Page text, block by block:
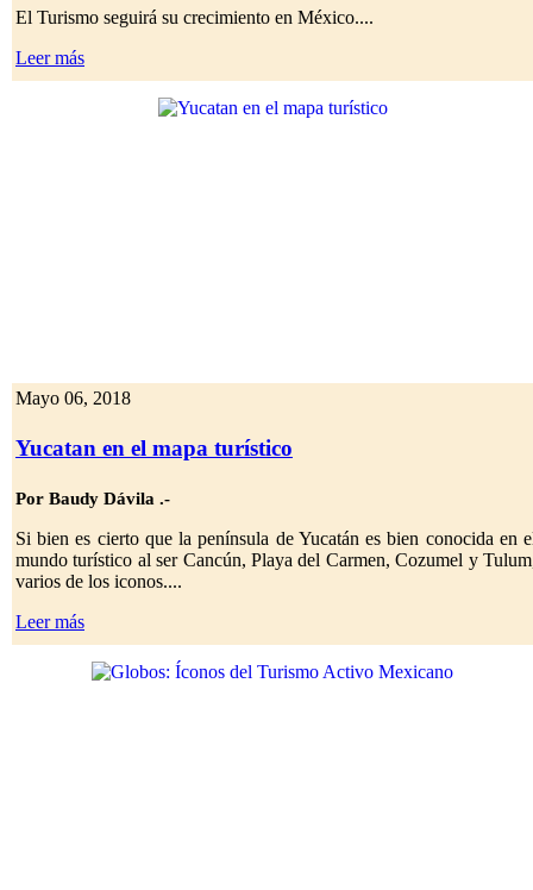
El Turismo seguirá su crecimiento en México....
Leer más
Mayo 06, 2018
Yucatan en el mapa turístico
Por Baudy Dávila .-
Si bien es cierto que la península de Yucatán es bien conocida en
mundo turístico al ser Cancún, Playa del Carmen, Cozumel y
varios de los iconos....
Leer más